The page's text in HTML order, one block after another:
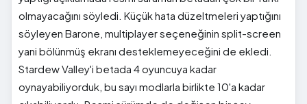
olmayacağını söyledi. Küçük hata düzeltmeleri yaptığını
söyleyen Barone, multiplayer seçeneğinin split-screen
yani bölünmüş ekranı desteklemeyeceğini de ekledi.
Stardew Valley'i betada 4 oyuncuya kadar
oynayabiliyorduk, bu sayı modlarla birlikte 10'a kadar